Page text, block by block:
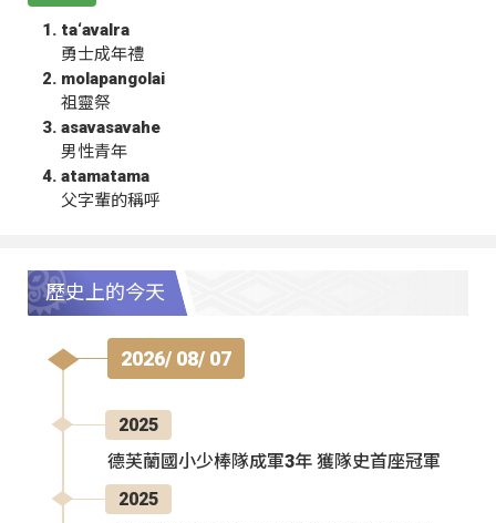
ta‘avalra
勇士成年禮
molapangolai
祖靈祭
asavasavahe
男性青年
atamatama
父字輩的稱呼
歷史上的今天
2026/ 08/ 07
2025
德芙蘭國小少棒隊成軍3年 獲隊史首座冠軍
2025